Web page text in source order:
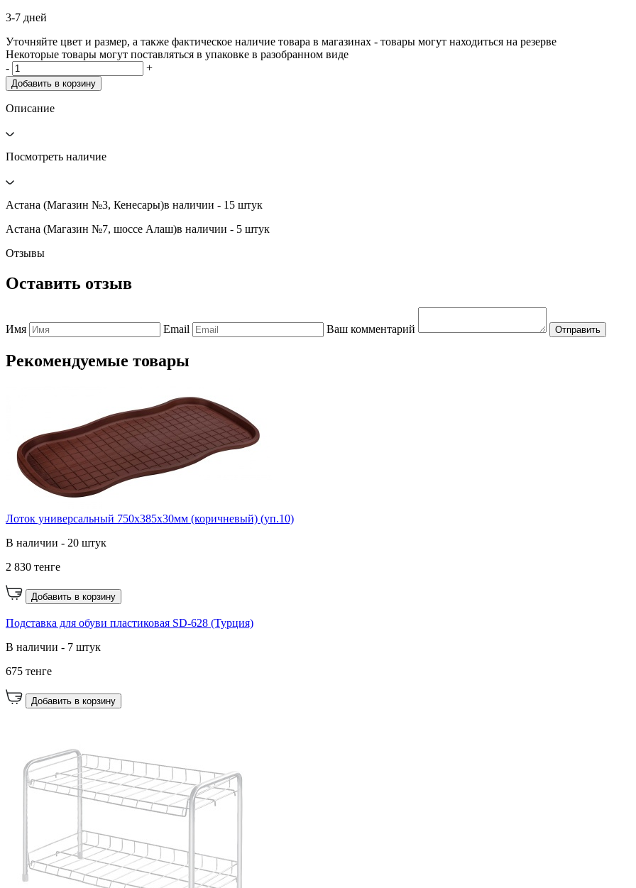
3-7 дней
Уточняйте цвет и размер, а также фактическое наличие товара в магазинах - товары могут находиться на резерве
Некоторые товары могут поставляться в упаковке в разобранном виде
-
+
Добавить в корзину
Описание
Посмотреть наличие
Астана (Магазин №3, Кенесары)в наличии - 15 штук
Астана (Магазин №7, шоссе Алаш)в наличии - 5 штук
Отзывы
Оставить отзыв
Имя Email Ваш комментарий Отправить
Рекомендуемые товары
Лоток универсальный 750х385х30мм (коричневый) (уп.10)
В наличии - 20 штук
2 830 тенге
Добавить в корзину
Подставка для обуви пластиковая SD-628 (Турция)
В наличии - 7 штук
675 тенге
Добавить в корзину